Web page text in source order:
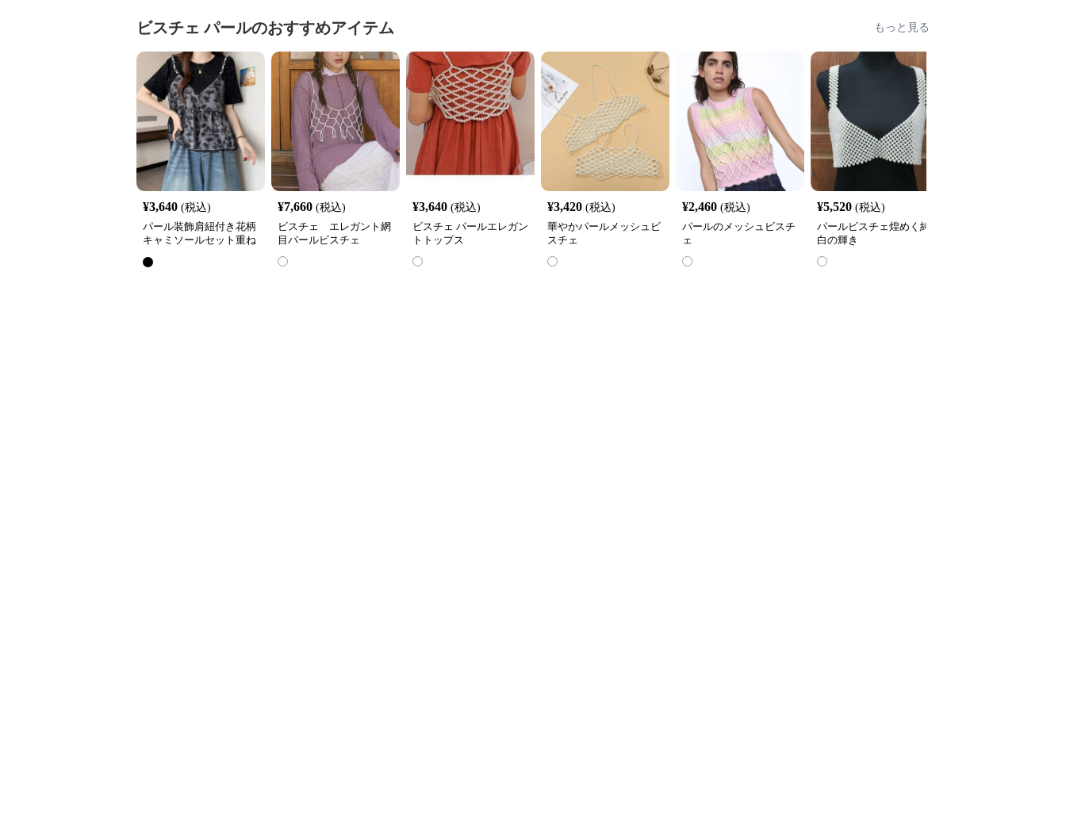
ビスチェ パールのおすすめアイテム もっと見る
¥3,640 (税込)
パール装飾肩紐付き花柄
キャミソールセット重ね
¥7,660 (税込)
ビスチェ エレガント網
目パールビスチェ
¥3,640 (税込)
ビスチェ パールエレガン
トトップス
¥3,420 (税込)
華やかパールメッシュビ
スチェ
¥2,460 (税込)
パールのメッシュビスチ
ェ
¥5,520 (税込)
パールビスチェ煌めく純
白の輝き